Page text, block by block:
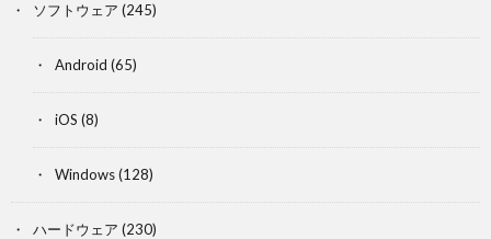
ソフトウェア (245)
Android (65)
iOS (8)
Windows(128)
ハードウェア (230)